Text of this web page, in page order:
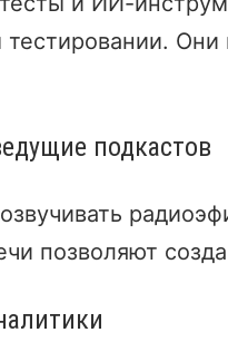
тестировании.
подкастов
позволяют